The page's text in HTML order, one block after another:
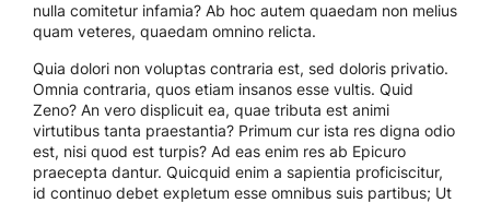
nulla comitetur infamia? Ab hoc autem quaedam non melius
quam veteres, quaedam omnino relicta.
Quia dolori non voluptas contraria est, sed doloris privatio.
Omnia contraria, quos etiam insanos esse vultis. Quid
Zeno? An vero displicuit ea, quae tributa est animi
virtutibus tanta praestantia? Primum cur ista res digna odio
est, nisi quod est turpis? Ad eas enim res ab Epicuro
praecepta dantur. Quicquid enim a sapientia proficiscitur,
id continuo debet expletum esse omnibus suis partibus; Ut